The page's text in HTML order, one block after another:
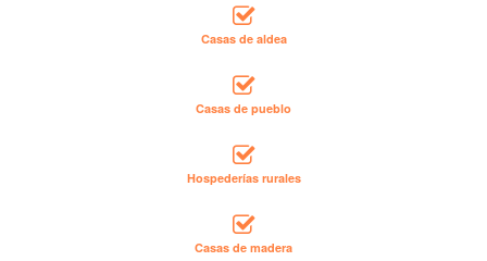
Casas de aldea
Casas de pueblo
Hospederías rurales
Casas de madera